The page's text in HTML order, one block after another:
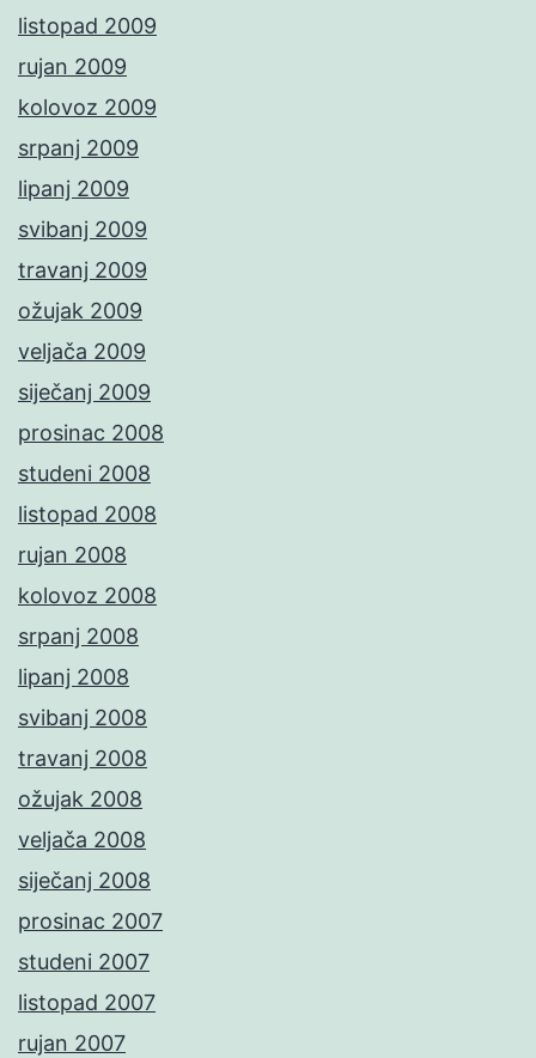
listopad 2009
rujan 2009
kolovoz 2009
srpanj 2009
lipanj 2009
svibanj 2009
travanj 2009
ožujak 2009
veljača 2009
siječanj 2009
prosinac 2008
studeni 2008
listopad 2008
rujan 2008
kolovoz 2008
srpanj 2008
lipanj 2008
svibanj 2008
travanj 2008
ožujak 2008
veljača 2008
siječanj 2008
prosinac 2007
studeni 2007
listopad 2007
rujan 2007